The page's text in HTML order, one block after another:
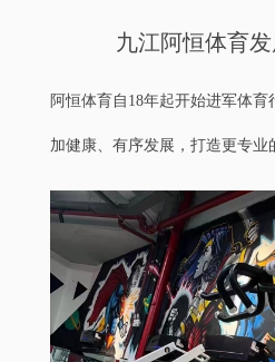
九江阿恒体育
阿恒体育自18年起开始进军体
加健康、有序发展，打造更专业